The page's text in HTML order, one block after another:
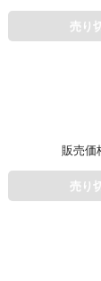
売り
販売価
売り